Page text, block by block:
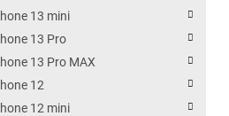
13 mini
13 Pro
13 Pro MAX
12
12 mini